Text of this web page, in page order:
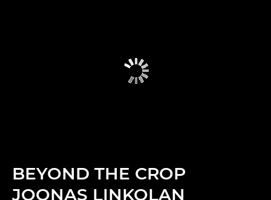
BEYOND THE CROP
JOONAS LINKOLAN